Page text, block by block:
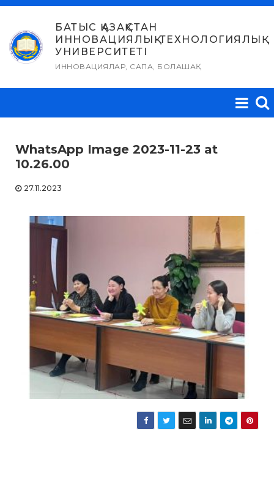
Skip
content
БАТЫС ҚАЗАҚСТАН
ИННОВАЦИЯЛЫҚ-ТЕХНОЛОГИЯЛЫҚ
УНИВЕРСИТЕТІ
ИННОВАЦИЯЛАР, САПА, БОЛАШАҚ
WhatsApp Image 2023-11-23 at
10.26.00
27.11.2023